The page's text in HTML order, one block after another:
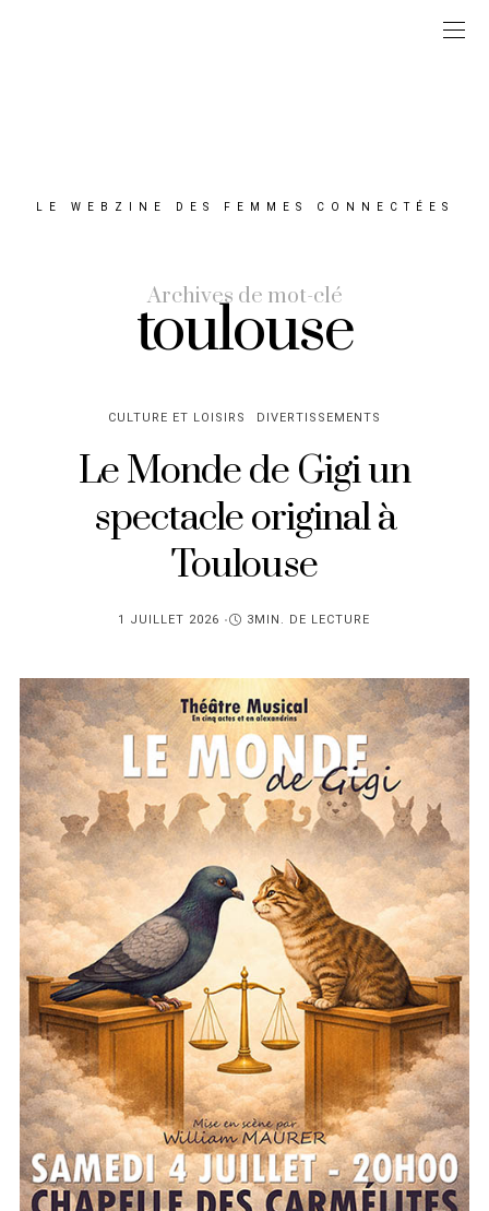
LE WEBZINE DES FEMMES CONNECTÉES
Archives de mot-clé
toulouse
CULTURE ET LOISIRS DIVERTISSEMENTS
Le Monde de Gigi un
spectacle original à
Toulouse
PUBLIÉ
1 JUILLET 2026 3MIN. DE LECTURE